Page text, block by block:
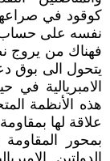
كوقود في
نفسه على حساب
فهناك من يروج
يتحول الى بوق
الامبريالية
هذه الأنظمة
علاقة لها
بمحور